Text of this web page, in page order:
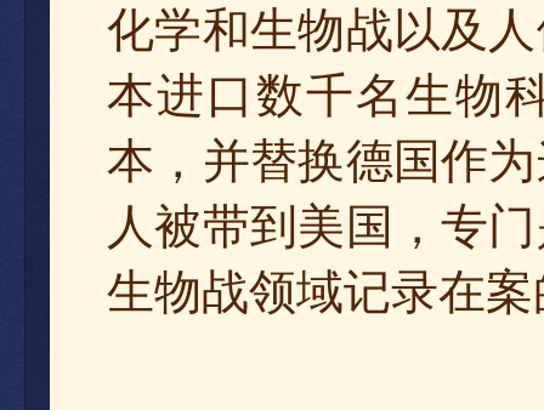
化学和生物战以及
本进口数千名生物
本，并替换德国作
人被带到美国，专
生物战领域记录在案